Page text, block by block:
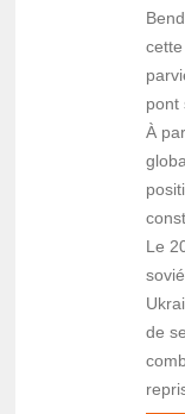
pont
À
Le
de